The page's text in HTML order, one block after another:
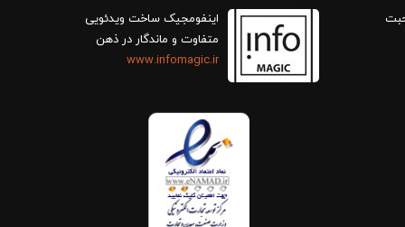
اینفومجیک ساخت ویدئویی
متفاوت و ماندگار در ذهن
www.infomagic.ir